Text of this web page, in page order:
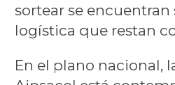
sortear se
logística que restan
En el plano nacional,